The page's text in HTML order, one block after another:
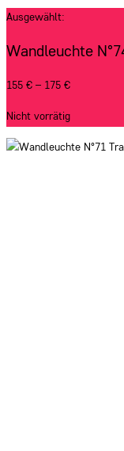
Ausgewählt:
Wandleuchte
155 € – 175 €
Nicht vorrätig